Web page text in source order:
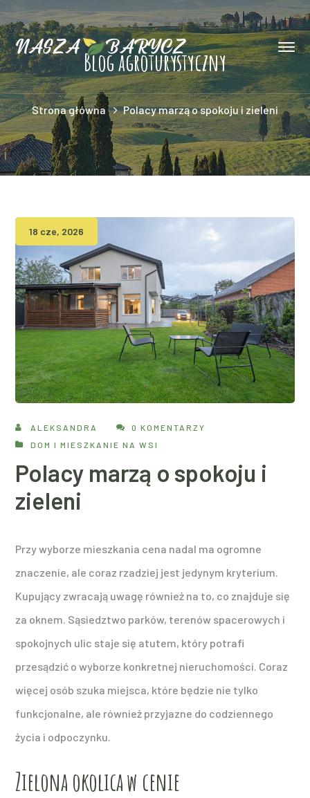
Blog agroturystyczny
Strona główna Polacy marzą o spokoju i zieleni
18 cze, 2026
ALEKSANDRA
0 KOMENTARZY
DOM I MIESZKANIE NA WSI
Polacy marzą o spokoju i
zieleni
Przy wyborze mieszkania cena nadal ma ogromne
znaczenie, ale coraz rzadziej jest jedynym kryterium.
Kupujący zwracają uwagę również na to, co znajduje się
za oknem. Sąsiedztwo parków, terenów spacerowych i
spokojnych ulic staje się atutem, który potrafi
przesądzić o wyborze konkretnej nieruchomości. Coraz
więcej osób szuka miejsca, które będzie nie tylko
funkcjonalne, ale również przyjazne do codziennego
życia i odpoczynku.
Zielona okolica w cenie